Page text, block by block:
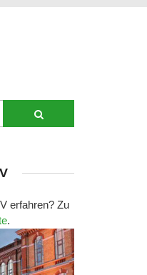
erfahren? Zu
.